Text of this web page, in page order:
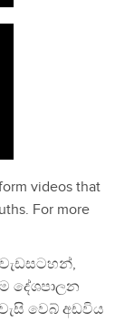
videos that
For more
දේශපාලන
වෙබ් අඩවිය